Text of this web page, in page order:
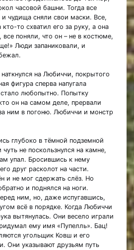
часовой башни. Тогда все
чудища сняли свои маски. Все,
то схватил его за руку, а она
все поняли, что он – не в костюме,
Люди запаниковали, и
на Любиччи, покрытого
фигура сперва напугала
любопытно. Попытку
он на самом деле, прервали
ним в погоню. Любиччи и монстр
глубоко в тёмной подземной
не поскользнулся на камне,
упал. Бросившись к нему
друг расколот на части.
и не мог сдержать слёз. Но
и поднялся на ноги.
ним, но, даже испугавшись,
всё в порядке. Когда Любиччи
вытянулась. Они весело играли
ему имя «Пупелль». Бац!
угольщик Ковш и его
Они указывают друзьям путь